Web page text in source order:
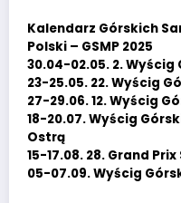
Kalendarz Górskich
Polski – GSMP 2025
30.04-02.05. 2. Wyścig
23-25.05. 22. Wyścig
27-29.06. 12. Wyścig
18-20.07. Wyścig
Ostrą
15-17.08. 28. Grand
05-07.09. Wyścig